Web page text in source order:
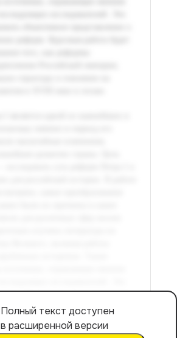
Полный текст доступен
в расширенной версии